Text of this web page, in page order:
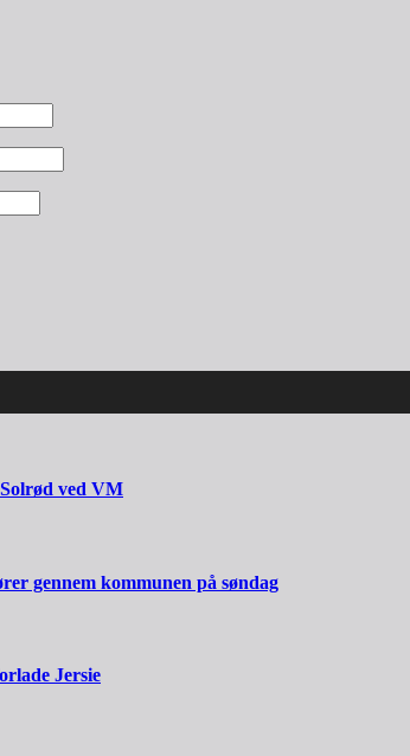
ved VM
gennem kommunen på søndag
Jersie